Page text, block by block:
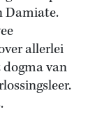
Damiate.
allerlei
van